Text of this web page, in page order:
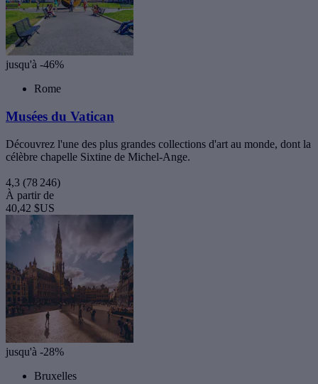
jusqu'à -46%
Rome
Musées du Vatican
Découvrez l'une des plus grandes collections d'art au monde, dont la
célèbre chapelle Sixtine de Michel-Ange.
4,3 (78 246)
À partir de
40,42 $US
jusqu'à -28%
Bruxelles